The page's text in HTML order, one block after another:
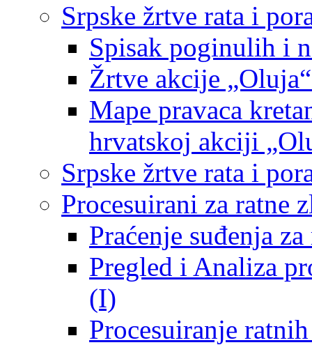
Srpske žrtve rata i
Spisak poginulih i
Žrtve akcije
Mape pravaca
hrvatskoj akciji
Srpske žrtve rata i
Procesuirani za ratne
Praćenje suđenja
Pregled i Analiza
(I)
Procesuiranje